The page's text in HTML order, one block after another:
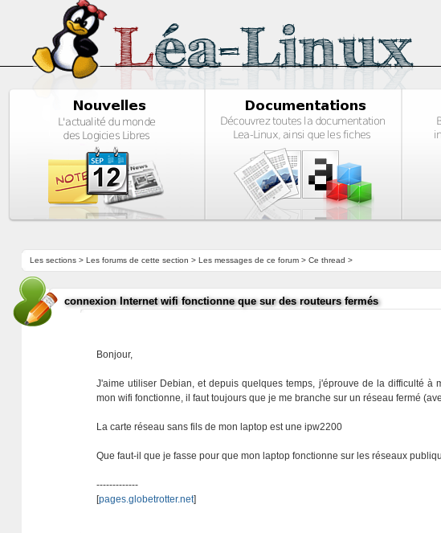
Les sections> Les forums de cette section > Les messages de ce forum> Ce thread >
connexion Internet wifi fonctionne que sur des routeurs fermés
Bonjour,
J'aime utiliser Debian, et depuis quelques temps, j'éprouve de la difficulté à
mon wifi fonctionne, il faut toujours que je me branche sur un réseau fermé
La carte réseau sans fils de mon laptop est une ipw2200
Que faut-il que je fasse pour que mon laptop fonctionne sur les réseaux
-------------
[pages.globetrotter.net]